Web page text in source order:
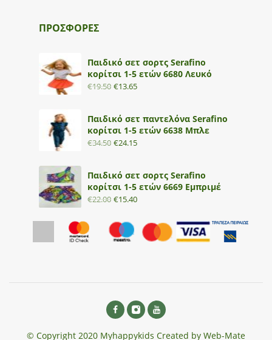
ΠΡΟΣΦΟΡΕΣ
Παιδικό σετ σορτς Serafino
κορίτσι 1-5 ετών 6680 Λευκό
€19.50 €13.65
Παιδικό σετ παντελόνα Serafino
κορίτσι 1-5 ετών 6638 Μπλε
€34.50 €24.15
Παιδικό σετ σορτς Serafino
κορίτσι 1-5 ετών 6669 Εμπριμέ
€22.00 €15.40
© Copyright 2020 Myhappykids Created by Web-Mate